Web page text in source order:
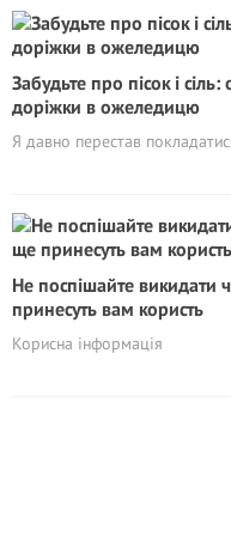
Забудьте про пісок і
доріжки в ожеледицю
Я давно перестав
Не поспішайте викидати
принесуть вам користь
Корисна інформація